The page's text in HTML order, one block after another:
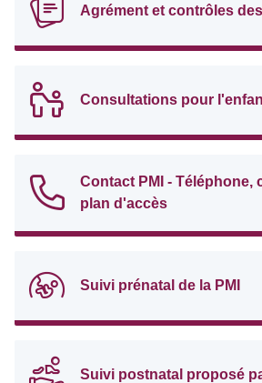
Agrément et contrôles
Consultations pour
Contact PMI - Téléphone,
plan d'accès
Suivi prénatal de la PMI
Suivi postnatal proposé